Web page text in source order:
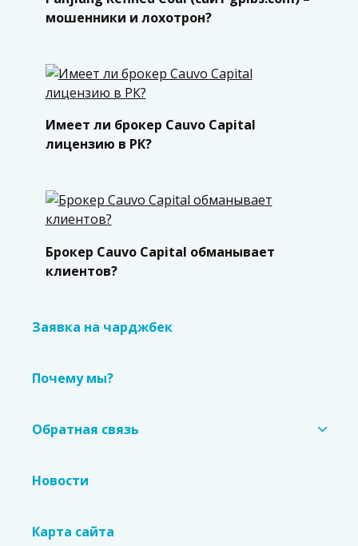
мошенники и лохотрон?
Имеет ли брокер Cauvo Capital
лицензию в РК?
Брокер Cauvo Capital обманывает
клиентов?
Заявка на чарджбек
Почему мы?
Обратная связь
Новости
Карта сайта